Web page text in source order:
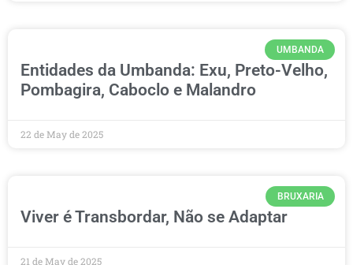
UMBANDA
Entidades da Umbanda: Exu, Preto-Velho,
Pombagira, Caboclo e Malandro
22 de May de 2025
BRUXARIA
Viver é Transbordar, Não se Adaptar
21 de May de 2025